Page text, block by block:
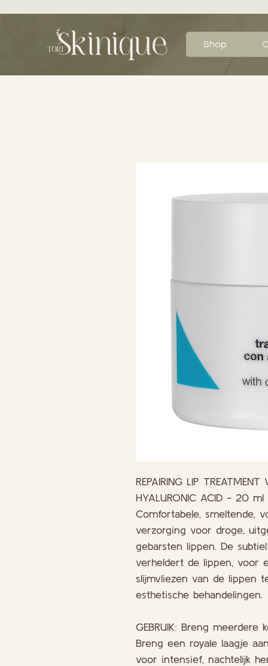
Shop
REPAIRING LIP
HYALURONIC ACID - 20 ml
Comfortabele, smeltende,
verzorging voor droge,
gebarsten lippen. De
verheldert de lippen, voor
slijmvliezen van de lippen
esthetische behandelingen.
GEBRUIK: Breng
Breng een royale laagje
voor intensief, nachtelijk